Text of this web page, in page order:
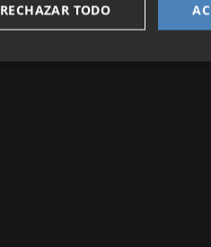
RECHAZAR TODO